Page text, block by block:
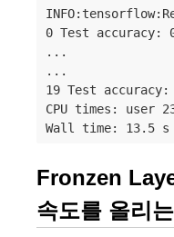
0 Test accuracy:
...
...
19 Test accuracy:
CPU times: user
Wall time: 13.5 s
Fronzen
속도를 올리